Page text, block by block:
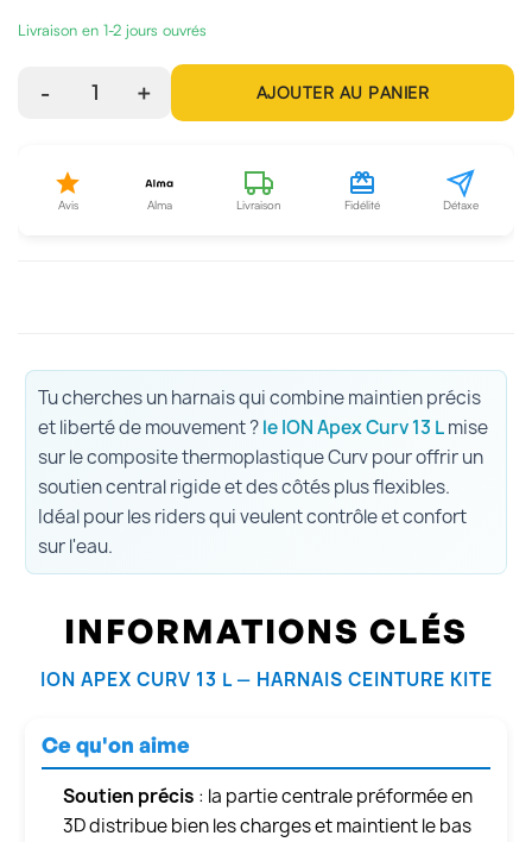
Livraison en 1-2 jours ouvrés
- 1 + AJOUTER AU PANIER
Avis Alma Livraison Fidélité Détaxe
Tu cherches un harnais qui combine maintien précis
et liberté de mouvement ?le ION Apex Curv 13 Lmise
sur le composite thermoplastique Curv pour offrir un
soutien central rigide et des côtés plus flexibles.
Idéal pour les riders qui veulent contrôle et confort
sur l'eau.
INFORMATIONS CLÉS
ION APEX CURV 13 L — HARNAIS CEINTURE KITE
Ce qu'on aime
Soutien précis : la partie centrale préformée en
3D distribue bien les charges et maintient le bas